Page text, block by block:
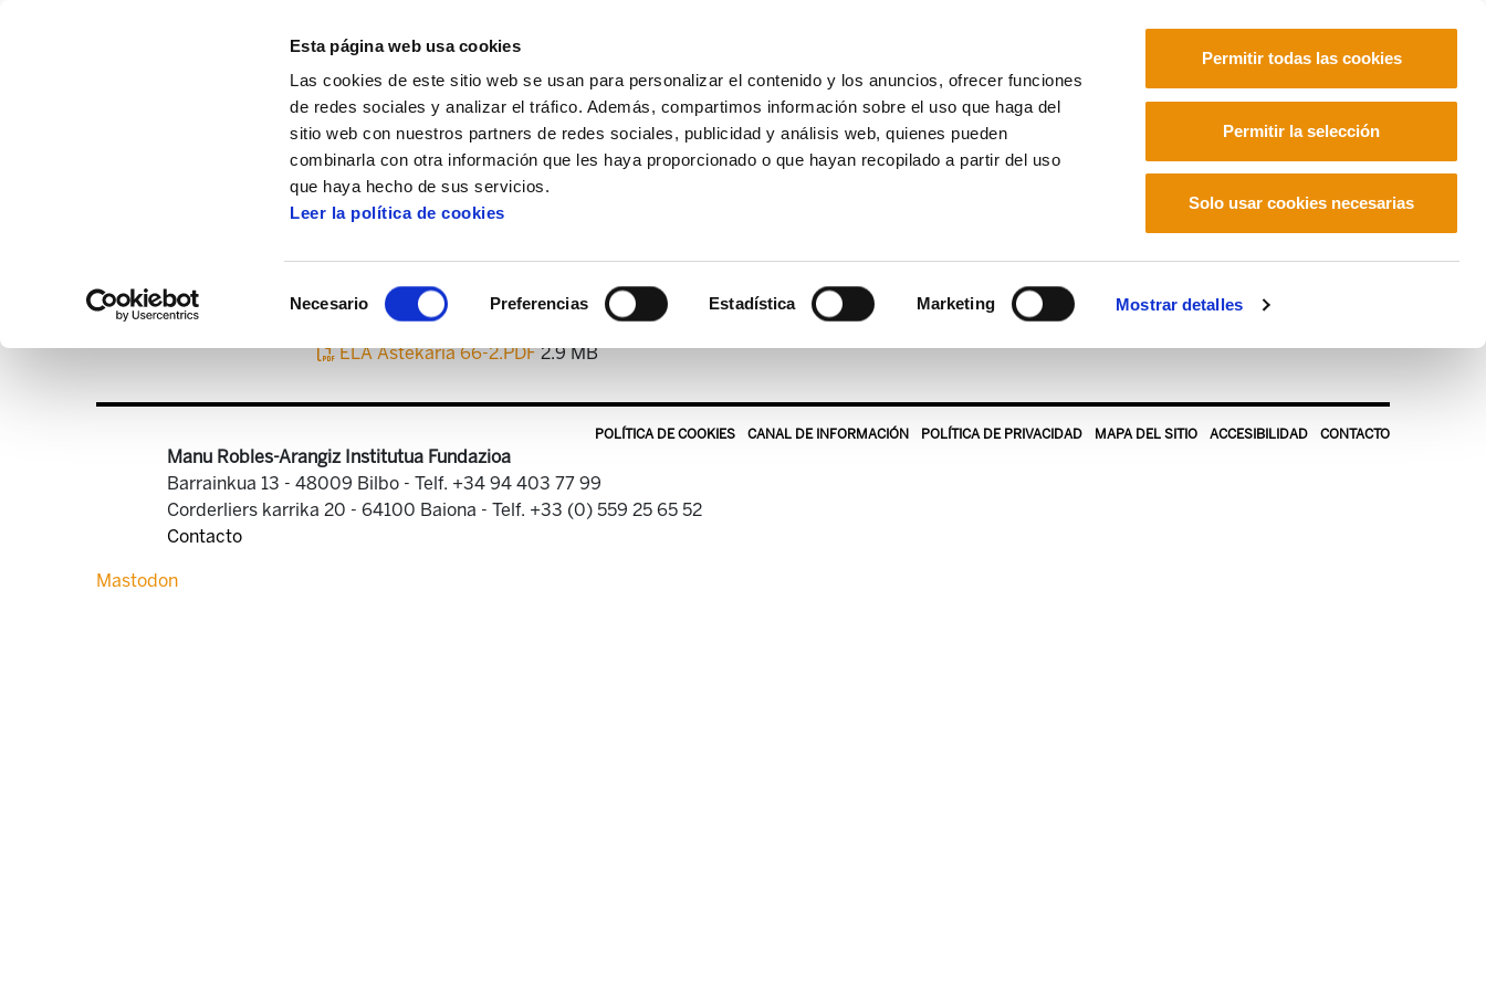
Esta página web usa cookies
Las cookies de este sitio web se usan para personalizar el contenido y los anuncios, ofrecer funciones
de redes sociales y analizar el tráfico. Además, compartimos información sobre el uso que haga del
sitio web con nuestros partners de redes sociales, publicidad y análisis web, quienes pueden
combinarla con otra información que les haya proporcionado o que hayan recopilado a partir del uso
que haya hecho de sus servicios.
Leer la política de cookies
Necesario Preferencias Estadística Marketing Mostrar detalles
Permitir todas las cookies
Permitir la selección
Solo usar cookies necesarias
Centro de documentación ELA Astekaria
ELA Astekaria 66-2.PDF2.9 MB
POLÍTICA DE COOKIES CANAL DE INFORMACIÓN POLÍTICA DE PRIVACIDAD MAPA DEL SITIO ACCESIBILIDAD CONTACTO
Manu Robles-Arangiz Institutua Fundazioa
Barrainkua 13 - 48009 Bilbo - Telf. +34 94 403 77 99
Corderliers karrika 20 - 64100 Baiona - Telf. +33 (0) 559 25 65 52
Contacto
Mastodon